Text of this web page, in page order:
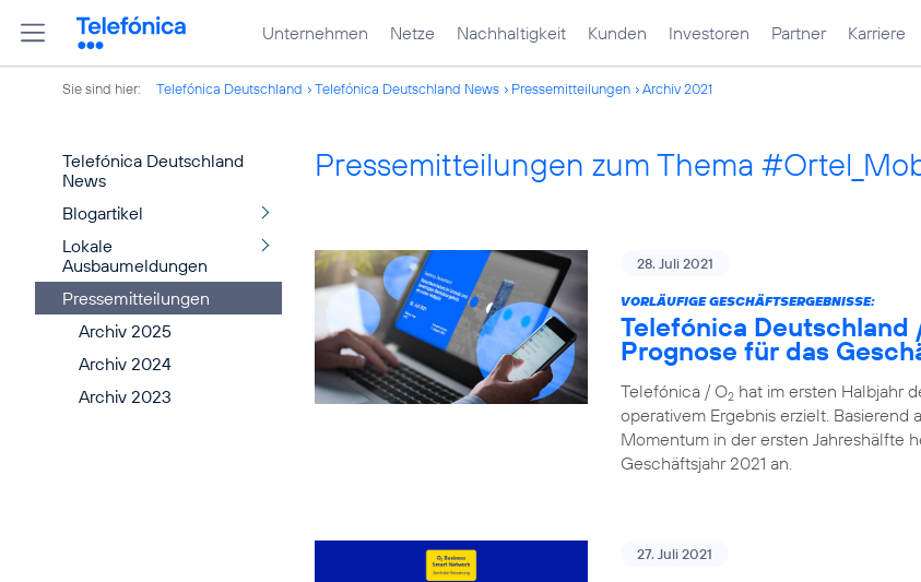
Unternehmen Netze Nachhaltigkeit Kunden Investoren Partner Karriere
Sie sind hier: Telefónica Deutschland Telefónica Deutschland News Pressemitteilungen Archiv 2021
Telefónica Deutschland
News
Blogartikel
Lokale
Ausbaumeldungen
Pressemitteilungen
Archiv 2025
Archiv 2024
Archiv 2023
Pressemitteilungen zum Thema
28. Juli 2021
VORLÄUFIGE GESCHÄFTSERGEBNISSE:
Telefónica Deutschland
Prognose für das
Telefónica / O2 hat im ersten Halbjahr
operativem Ergebnis erzielt.
Momentum in der ersten Jahreshälfte
Geschäftsjahr 2021 an.
27. Juli 2021